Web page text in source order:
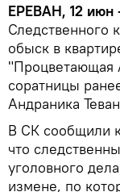
ЕРЕВАН, 12 июн
Следственного
обыск в
"Процветающая
соратницы
Андраника
В СК сообщили
что
уголовного
измене, по